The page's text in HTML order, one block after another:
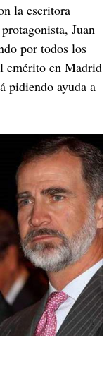
la escritora
Juan
por todos los
emérito en Madrid
pidiendo ayuda a